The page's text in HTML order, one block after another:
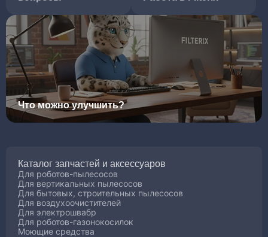
Что можно улучшить?
Каталог запчастей и аксессуаров
Для роботов-пылесосов
Для вертикальных пылесосов
Для бытовых, строительных пылесосов
Для воздухоочистителей
Для электрошвабр
Для роботов-газонокосилок
Моющие средства